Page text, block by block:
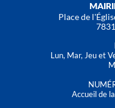
Place de
Lun, Mar, Jeu et
Accueil de